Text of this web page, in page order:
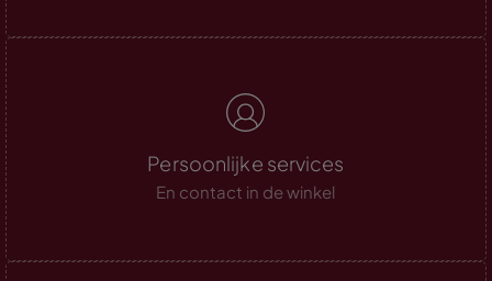
Persoonlijke services
En contact in de winkel